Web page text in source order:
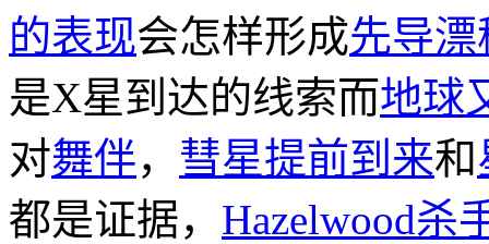
的表现会怎样形成先导漂
是X星到达的线索而地球
对舞伴， 彗星提前到来和
都是证据， Hazelwood杀